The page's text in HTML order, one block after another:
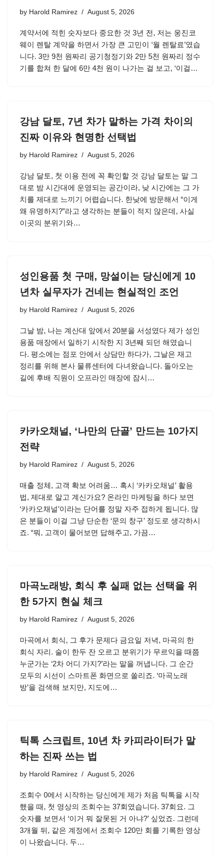
by Harold Ramirez August 5, 2026
계약서에 적힌 숫자보다 중요한 것 3년 전, 저는 웅진코
웨이 렌탈 계약을 하면서 가장 큰 고민이 ‘월 렌탈료’였습
니다. 3만 9천 원짜리 공기청정기와 2만 5천 원짜리 정수
기를 합쳐 한 달에 6만 4천 원이 나가는 걸 보고, ‘이걸…
강남 달토, 7년 차가 말하는 가격 차이의
진짜 이유와 현명한 선택법
by Harold Ramirez August 5, 2026
강남 달토, 첫 이용 전에 꼭 확인할 것 강남 달토는 말 그
대로 밤 시간대에 운영되는 공간이라, 낮 시간에는 그 가
치를 제대로 느끼기 어렵습니다. 한낮에 방문해서 “이게
왜 유명하지?”라고 생각하는 분들이 적지 않은데, 사실
이곳의 분위기와…
성인용품 첫 구매, 망설이는 당신에게 10
년차 실무자가 건네는 현실적인 조언
by Harold Ramirez August 5, 2026
그날 밤, 나는 계산대 앞에서 20분을 서성였다 제가 성인
용품 매장에서 일하기 시작한 지 3년째 되던 해였습니
다. 평소에는 점포 안에서 상담만 하다가, 그날은 재고
정리를 위해 본사 물류센터에 다녀왔습니다. 돌아오는
길에 후배 직원이 오프라인 매장에 잠시…
카카오채널, ‘나만의 단골’ 만드는 10가지
전략
by Harold Ramirez August 5, 2026
매출 정체, 고객 확보 어려움… 혹시 ‘카카오채널’ 활용
법, 제대로 알고 계신가요? 온라인 마케팅을 하다 보면
‘카카오채널’이라는 단어를 정말 자주 접하게 됩니다. 많
은 분들이 이걸 그냥 단순한 ‘문의 창구’ 정도로 생각하시
죠. “뭐, 고객이 물어보면 답해주고, 가끔…
마곡노래방, 회식 후 실패 없는 선택을 위
한 5가지 현실 체크
by Harold Ramirez August 5, 2026
마곡에서 회식, 그 후가 문제다 금요일 저녁, 마곡의 한
회식 자리. 술이 한두 잔 오르고 분위기가 무르익을 때쯤
누군가는 ‘2차 어디 가지?’라는 말을 꺼냅니다. 그 순간
모두의 시선이 스마트폰 화면으로 쏠리죠. ‘마곡노래
방’을 검색해 보지만, 지도에…
틱톡 스크립트, 10년 차 카피라이터가 말
하는 진짜 쓰는 법
by Harold Ramirez August 5, 2026
조회수 0에서 시작하는 당신에게 제가 처음 틱톡을 시작
했을 때, 첫 영상의 조회수는 37회였습니다. 37회요. 그
숫자를 보면서 ‘이거 뭐 잘못된 거 아냐?’ 싶었죠. 그런데
3개월 뒤, 같은 계정에서 조회수 120만 회를 기록한 영상
이 나왔습니다. 두…